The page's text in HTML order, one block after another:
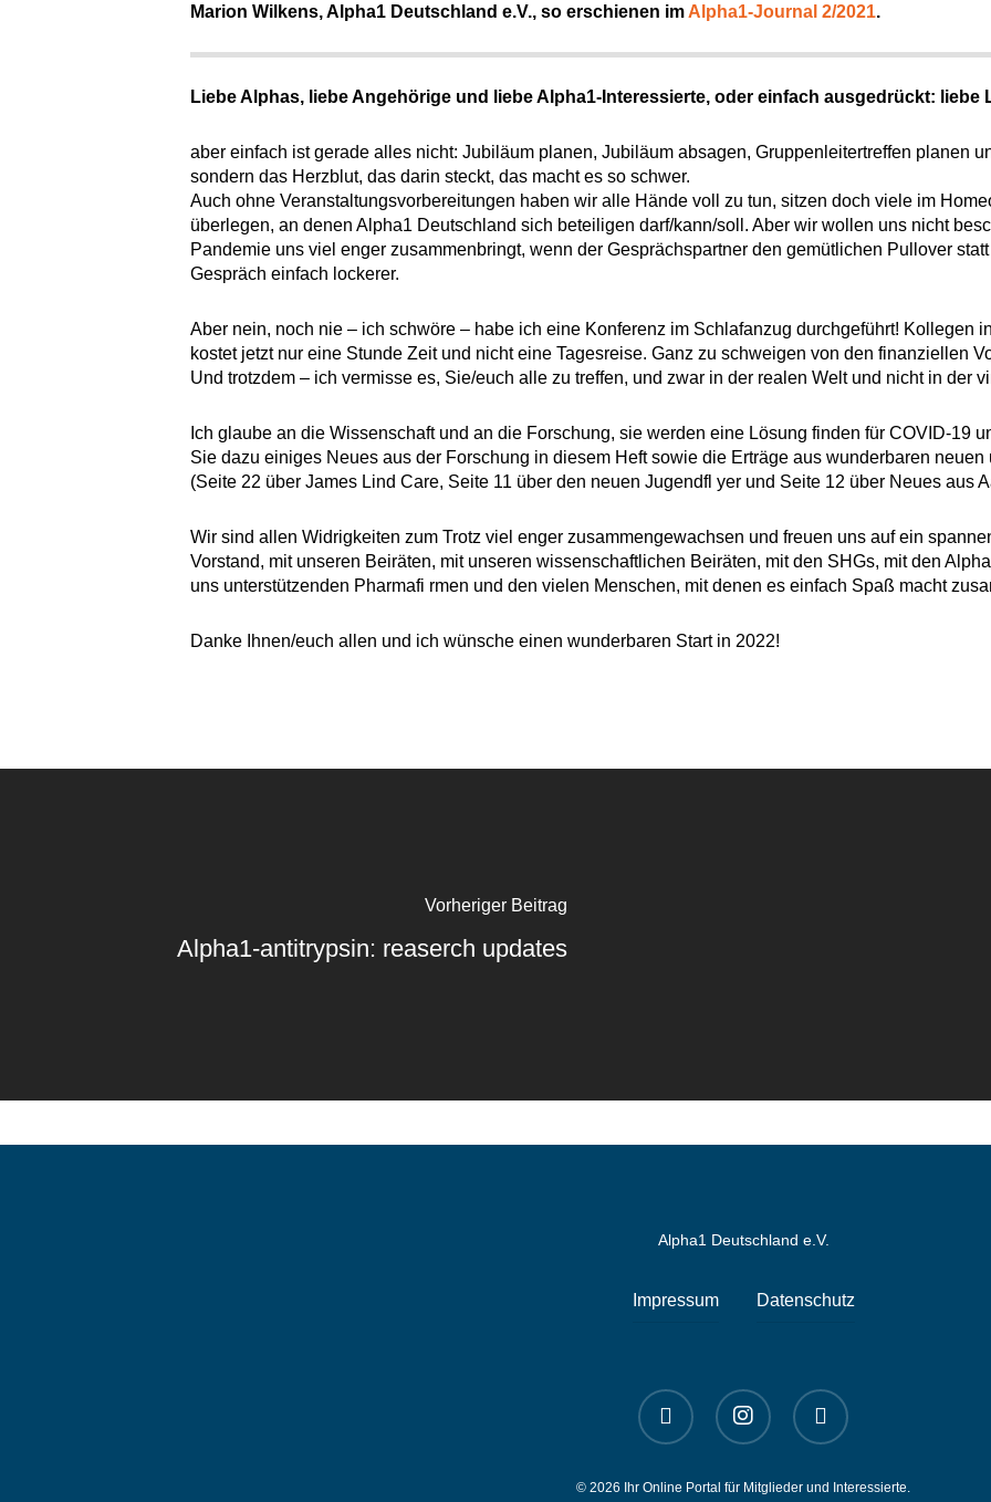
Marion Wilkens, Alpha1 Deutschland e.V., so erschienen im Alpha1-Journal 2/2021.
Liebe Alphas, liebe Angehörige und liebe Alpha1-Interessierte, oder einfach ausgedrückt: liebe
aber einfach ist gerade alles nicht: Jubiläum planen, Jubiläum absagen, Gruppenleitertreffen planen
sondern das Herzblut, das darin steckt, das macht es so schwer.
Auch ohne Veranstaltungsvorbereitungen haben wir alle Hände voll zu tun, sitzen doch viele im
überlegen, an denen Alpha1 Deutschland sich beteiligen darf/kann/soll. Aber wir wollen uns nicht
Pandemie uns viel enger zusammenbringt, wenn der Gesprächspartner den gemütlichen Pullover
Gespräch einfach lockerer.
Aber nein, noch nie – ich schwöre – habe ich eine Konferenz im Schlafanzug durchgeführt! Kollegen
kostet jetzt nur eine Stunde Zeit und nicht eine Tagesreise. Ganz zu schweigen von den finanziellen
Und trotzdem – ich vermisse es, Sie/euch alle zu treffen, und zwar in der realen Welt und nicht in der
Ich glaube an die Wissenschaft und an die Forschung, sie werden eine Lösung finden für COVID-19
Sie dazu einiges Neues aus der Forschung in diesem Heft sowie die Erträge aus wunderbaren
(Seite 22 über James Lind Care, Seite 11 über den neuen Jugendfl yer und Seite 12 über Neues aus
Wir sind allen Widrigkeiten zum Trotz viel enger zusammengewachsen und freuen uns auf ein
Vorstand, mit unseren Beiräten, mit unseren wissenschaftlichen Beiräten, mit den SHGs, mit den
uns unterstützenden Pharmafi rmen und den vielen Menschen, mit denen es einfach Spaß macht
Danke Ihnen/euch allen und ich wünsche einen wunderbaren Start in 2022!
Vorheriger Beitrag
Alpha1-antitrypsin: reaserch updates
Alpha1 Deutschland e.V.
Impressum Datenschutz
linkedin instagram spotify
© 2026 Ihr Online Portal für Mitglieder und Interessierte.